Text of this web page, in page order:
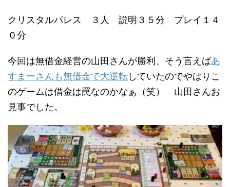
クリスタルパレス ３人 説明３５分 プレイ１４
０分
今回は無借金経営の山田さんが勝利、そう言えばあ
すまーさんも無借金で大逆転していたのでやはりこ
のゲームは借金は罠なのかなぁ（笑） 山田さんお
見事でした。